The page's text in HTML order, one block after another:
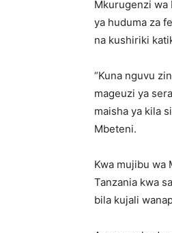
Mkurugenzi wa
ya huduma za
na kushiriki
“Kuna nguvu
mageuzi ya
maisha ya kila
Mbeteni.
Kwa mujibu wa
Tanzania kwa
bila kujali